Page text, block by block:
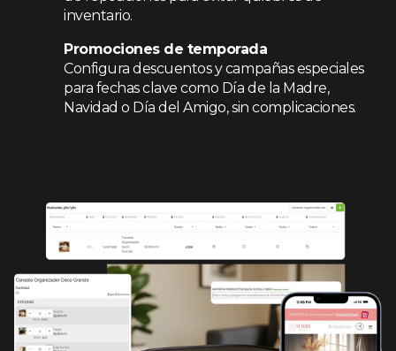
inventario.
Promociones de temporada
Configura descuentos y campañas especiales
para fechas clave como Día de la Madre,
Navidad o Día del Amigo, sin complicaciones.